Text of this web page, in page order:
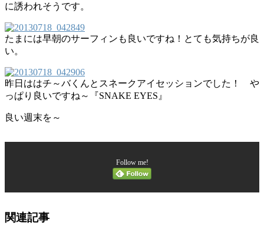
に誘われそうです。
たまには早朝のサーフィンも良いですね！とても気持ちが良
い。
昨日ははチ～バくんとスネークアイセッションでした！ や
っぱり良いですね～『SNAKE EYES』
良い週末を～
Follow me!
関連記事